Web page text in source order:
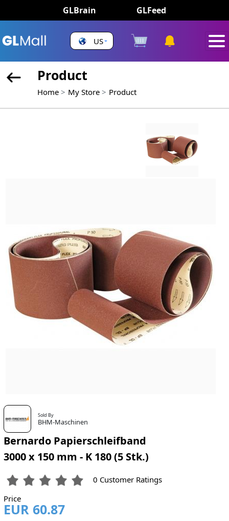
GLBrain GLFeed
US
Product
Home My Store Product
Sold By
BHM-Maschinen
Bernardo Papierschleifband
3000 x 150 mm - K 180 (5 Stk.)
0 Customer Ratings
Price
EUR 60.87